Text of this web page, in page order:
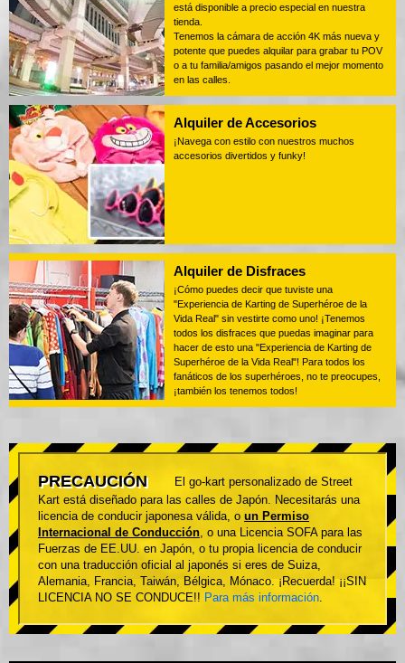
está disponible a precio especial en nuestra
tienda.
Tenemos la cámara de acción 4K más nueva y
potente que puedes alquilar para grabar tu POV
o a tu familia/amigos pasando el mejor momento
en las calles.
Alquiler de Accesorios
¡Navega con estilo con nuestros muchos
accesorios divertidos y funky!
Alquiler de Disfraces
¡Cómo puedes decir que tuviste una
"Experiencia de Karting de Superhéroe de la
Vida Real" sin vestirte como uno! ¡Tenemos
todos los disfraces que puedas imaginar para
hacer de esto una "Experiencia de Karting de
Superhéroe de la Vida Real"! Para todos los
fanáticos de los superhéroes, no te preocupes,
¡también los tenemos todos!
PRECAUCIÓN
El go-kart personalizado de Street
Kart está diseñado para las calles de Japón. Necesitarás una
licencia de conducir japonesa válida, o un Permiso
Internacional de Conducción, o una Licencia SOFA para las
Fuerzas de EE.UU. en Japón, o tu propia licencia de conducir
con una traducción oficial al japonés si eres de Suiza,
Alemania, Francia, Taiwán, Bélgica, Mónaco. ¡Recuerda! ¡¡SIN
LICENCIA NO SE CONDUCE!! Para más información.